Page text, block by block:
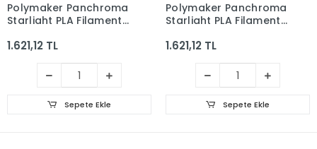
Polymaker Panchroma
Starlight PLA Filament
1.621,12 TL
Sepete Ekle
Polymaker Panchroma
Starlight PLA Filament
1.621,12 TL
Sepete Ekle